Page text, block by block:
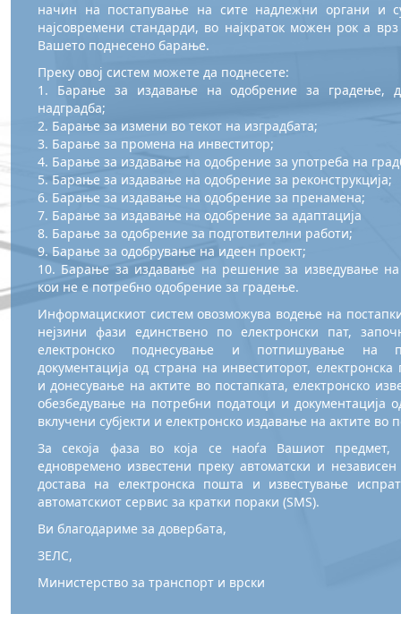
начин на постапување на сите надлежни органи и
најсовремени стандарди, во најкраток можен рок а
Вашето поднесено барање.
Преку овој систем можете да поднесете:
1. Барање за издавање на одобрение за градење,
надградба;
2. Барање за измени во текот на изградбата;
3. Барање за промена на инвеститор;
4. Барање за издавање на одобрение за употреба на
5. Барање за издавање на одобрение за реконструкција;
6. Барање за издавање на одобрение за пренамена;
7. Барање за издавање на одобрение за адаптација
8. Барање за одобрение за подготвителни работи;
9. Барање за одобрување на идеен проект;
10. Барање за издавање на решение за изведување на
кои не е потребно одобрение за градење.
Информацискиот систем овозможува водење на
нејзини фази единствено по електронски пат,
електронско поднесување и потпишување на
документација од страна на инвеститорот, електронска
и донесување на актите во постапката, електронско
обезбедување на потребни податоци и документација
вклучени субјекти и електронско издавање на актите во
За секоја фаза во која се наоѓа Вашиот предмет,
едновремено известени преку автоматски и
достава на електронска пошта и известување
автоматскиот сервис за кратки пораки (SMS).
Ви благодариме за довербата,
ЗЕЛС,
Министерство за транспорт и врски